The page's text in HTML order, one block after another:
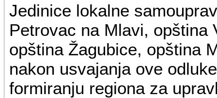
Jedinice lokalne
Petrovac na Mlavi, opština
opština Žagubice, opština
nakon usvajanja ove
formiranju regiona za